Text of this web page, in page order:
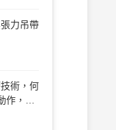
與數量
黃體激
力吊帶
張力陰
尿道
術，何
，並